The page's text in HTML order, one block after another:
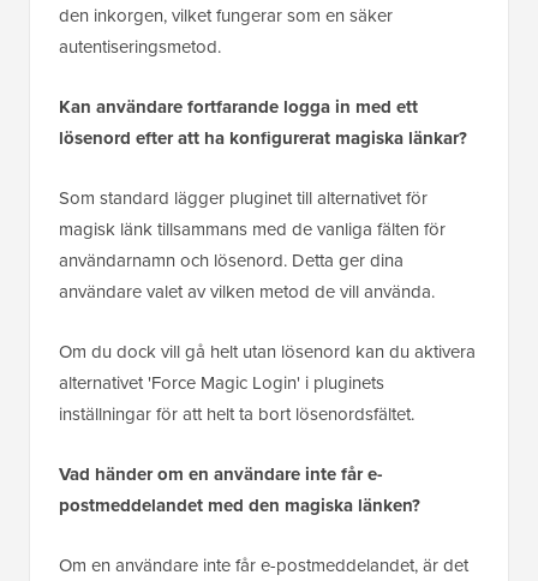
den inkorgen, vilket fungerar som en säker
autentiseringsmetod.
Kan användare fortfarande logga in med ett
lösenord efter att ha konfigurerat magiska länkar?
Som standard lägger pluginet till alternativet för
magisk länk tillsammans med de vanliga fälten för
användarnamn och lösenord. Detta ger dina
användare valet av vilken metod de vill använda.
Om du dock vill gå helt utan lösenord kan du aktivera
alternativet 'Force Magic Login' i pluginets
inställningar för att helt ta bort lösenordsfältet.
Vad händer om en användare inte får e-
postmeddelandet med den magiska länken?
Om en användare inte får e-postmeddelandet, är det